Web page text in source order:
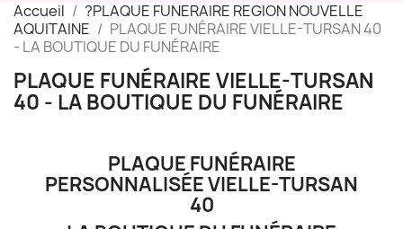
Accueil
?PLAQUE FUNERAIRE REGION NOUVELLE
AQUITAINE
PLAQUE FUNÉRAIRE VIELLE-TURSAN 40
- LA BOUTIQUE DU FUNÉRAIRE
PLAQUE FUNÉRAIRE VIELLE-TURSAN
40 - LA BOUTIQUE DU FUNÉRAIRE
PLAQUE FUNÉRAIRE
PERSONNALISÉE VIELLE-TURSAN
40